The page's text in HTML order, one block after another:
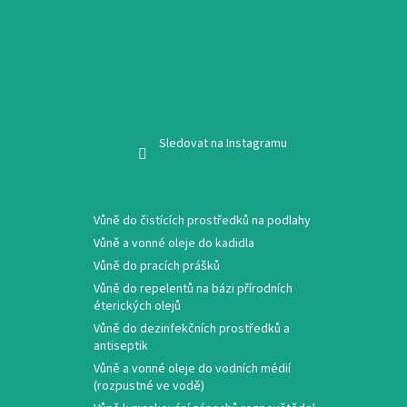
Sledovat na Instagramu
Vůně do čistících prostředků na podlahy
Vůně a vonné oleje do kadidla
Vůně do pracích prášků
Vůně do repelentů na bázi přírodních
éterických olejů
Vůně do dezinfekčních prostředků a
antiseptik
Vůně a vonné oleje do vodních médií
(rozpustné ve vodě)